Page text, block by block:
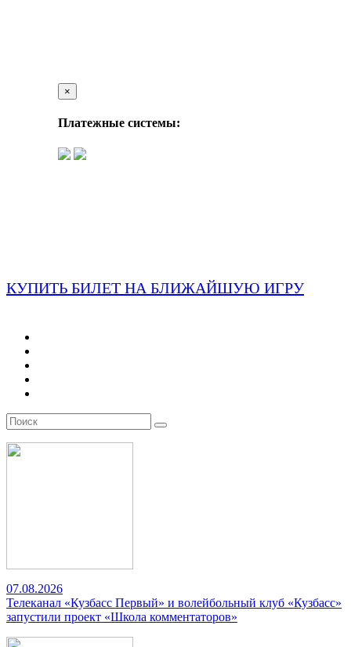
×
Платежные системы:
КУПИТЬ БИЛЕТ НА БЛИЖАЙШУЮ ИГРУ
07.08.2026
Телеканал «Кузбасс Первый» и волейбольный клуб «Кузбасс»
запустили проект «Школа комментаторов»